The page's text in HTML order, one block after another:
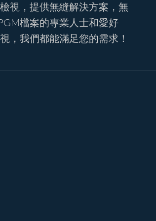
視，提供無縫解決方案，無
檔案的專業人士和愛好
，我們都能滿足您的需求！